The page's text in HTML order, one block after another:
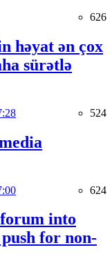
626
həyat ən çox
sürətlə
524
624
into
for non-